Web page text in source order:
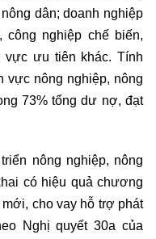
dân; doanh nghiệp
nghiệp chế biến,
vực ưu tiên khác. Tính
vực nông nghiệp, nông
73% tổng dư nợ, đạt
nông nghiệp, nông
có hiệu quả chương
cho vay hỗ trợ phát
Nghị quyết 30a của